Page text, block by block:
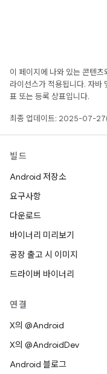
이 페이지에 나와 있는 콘텐츠
라이선스가 적용됩니다. 자
표 또는 등록 상표입니다.
최종 업데이트: 2025-07-
빌드
Android 저장소
요구사항
다운로드
바이너리 미리보기
공장 출고 시 이미지
드라이버 바이너리
연결
X의 @Android
X의 @AndroidDev
Android 블로그